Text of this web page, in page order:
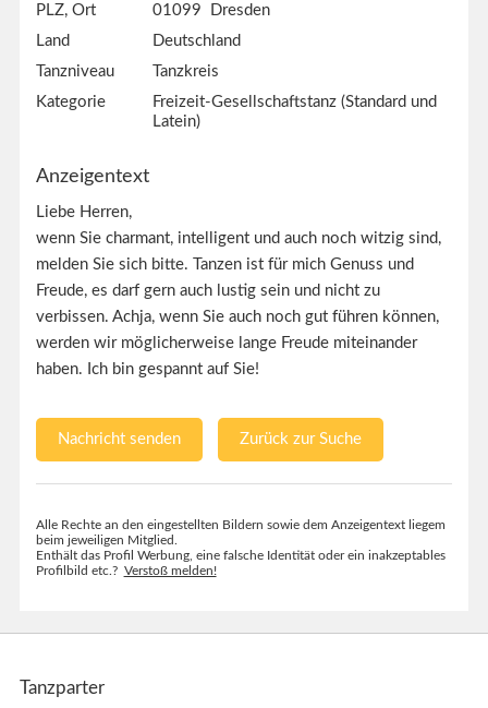
PLZ, Ort
01099 Dresden
Land
Deutschland
Tanzniveau
Tanzkreis
Kategorie
Freizeit-Gesellschaftstanz (Standard und
Latein)
Anzeigentext
Liebe Herren,
wenn Sie charmant, intelligent und auch noch witzig sind,
melden Sie sich bitte. Tanzen ist für mich Genuss und
Freude, es darf gern auch lustig sein und nicht zu
verbissen. Achja, wenn Sie auch noch gut führen können,
werden wir möglicherweise lange Freude miteinander
haben. Ich bin gespannt auf Sie!
Nachricht senden Zurück zur Suche
Alle Rechte an den eingestellten Bildern sowie dem Anzeigentext liegem
beim jeweiligen Mitglied.
Enthält das Profil Werbung, eine falsche Identität oder ein inakzeptables
Profilbild etc.? Verstoß melden!
Tanzparter